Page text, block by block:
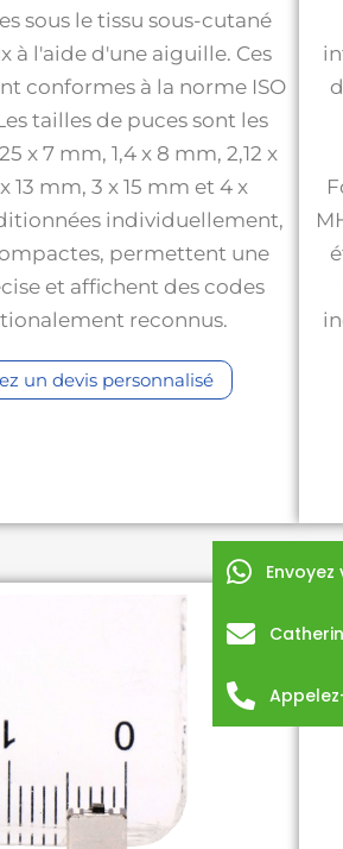
sous le tissu sous-cutané
à l'aide d'une aiguille. Ces
conformes à la norme ISO
tailles de puces sont les
x 7 mm, 1,4 x 8 mm, 2,12 x
13 mm, 3 x 15 mm et 4 x
individuellement,
permettent une
et affichent des codes
reconnus.
un devis personnalisé